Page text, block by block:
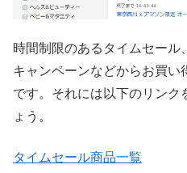
時間制限のあるタイムセール
キャンペーンなどからお買
です。それには以下のリンク
ょう。
タイムセール商品一覧